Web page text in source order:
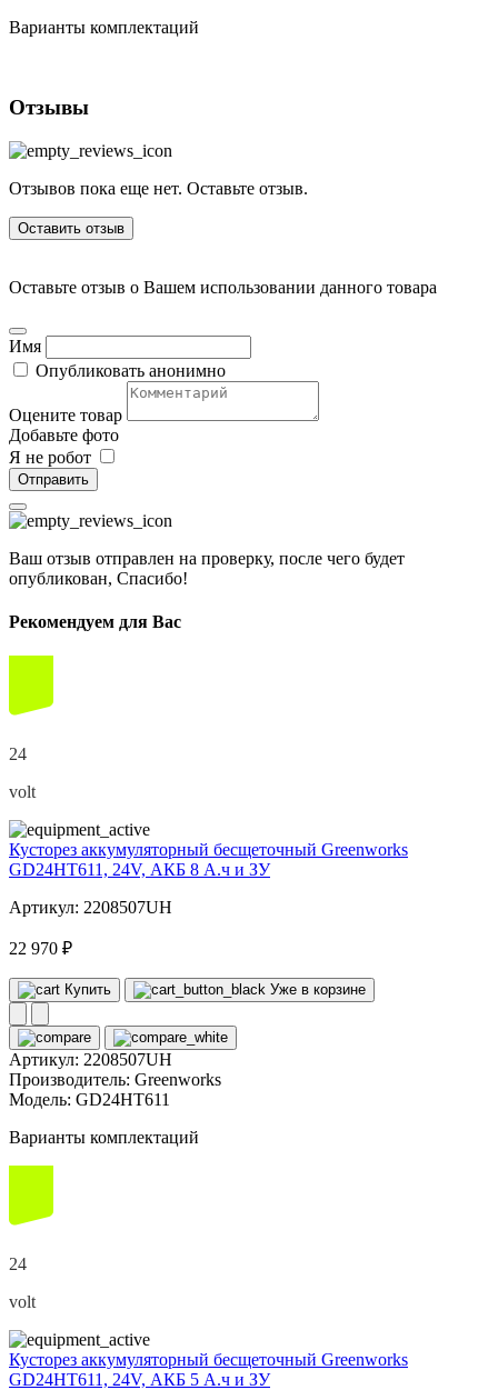
Варианты комплектаций
Отзывы
Отзывов пока еще нет. Оставьте отзыв.
Оставить отзыв
Оставьте отзыв о Вашем использовании данного товара
Имя
Опубликовать анонимно
Оцените товар
Добавьте фото
Я не робот
Отправить
Ваш отзыв отправлен на проверку, после чего будет
опубликован, Спасибо!
Рекомендуем для Вас
24
volt
Кусторез аккумуляторный бесщеточный Greenworks
GD24HT611, 24V, АКБ 8 А.ч и ЗУ
Артикул: 2208507UH
22 970 ₽
Купить Уже в корзине
Артикул: 2208507UH
Производитель: Greenworks
Модель: GD24HT611
Варианты комплектаций
24
volt
Кусторез аккумуляторный бесщеточный Greenworks
GD24HT611, 24V, АКБ 5 А.ч и ЗУ